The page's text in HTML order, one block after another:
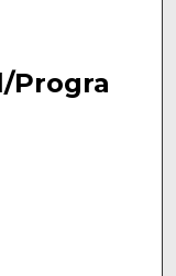
Progra